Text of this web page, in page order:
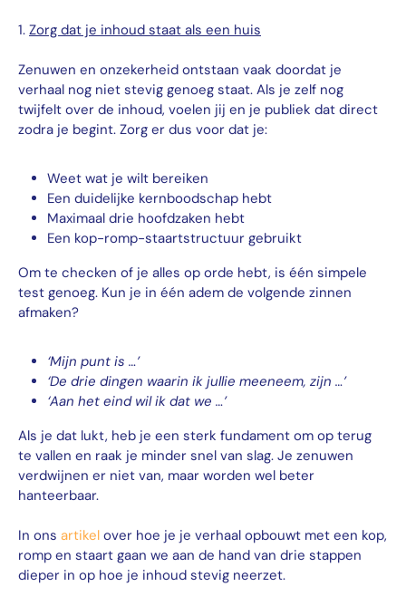
1. Zorg dat je inhoud staat als een huis
Zenuwen en onzekerheid ontstaan vaak doordat je
verhaal nog niet stevig genoeg staat. Als je zelf nog
twijfelt over de inhoud, voelen jij en je publiek dat direct
zodra je begint. Zorg er dus voor dat je:
Weet wat je wilt bereiken
Een duidelijke kernboodschap hebt
Maximaal drie hoofdzaken hebt
Een kop-romp-staartstructuur gebruikt
Om te checken of je alles op orde hebt, is één simpele
test genoeg. Kun je in één adem de volgende zinnen
afmaken?
‘Mijn punt is …’
‘De drie dingen waarin ik jullie meeneem, zijn …’
‘Aan het eind wil ik dat we …’
Als je dat lukt, heb je een sterk fundament om op terug
te vallen en raak je minder snel van slag. Je zenuwen
verdwijnen er niet van, maar worden wel beter
hanteerbaar.
In ons artikel over hoe je je verhaal opbouwt met een kop,
romp en staart gaan we aan de hand van drie stappen
dieper in op hoe je inhoud stevig neerzet.